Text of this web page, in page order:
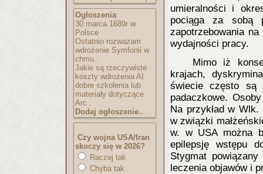
Ogłoszenia:
30 marca 1689r w
Polsce
Ostatnio rozważam
wdrożenie Symfonii w
chmu..
Jakie są rzeczywiste
koszty wdrożenia AI
dobre szkolenia lub
materiały dotyczące
Arc..
Dodaj ogłoszenie..
Czy wojna USA/Iran
skoczy się w 2026?
Raczej tak
Chyba tak
umieralności i
pociąga za sobą
zapotrzebowania
wydajności pracy.
Mimo iż
krajach,
świecie często są
padaczkowe.
Na przykład w
w związki
w. w USA można
epilepsję wstępu
Stygmat
leczenia objawów i